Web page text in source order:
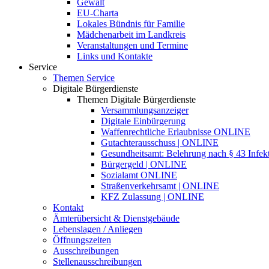
EU-Charta
Lokales Bündnis für Familie
Mädchenarbeit im Landkreis
Veranstaltungen und Termine
Links und Kontakte
Service
Themen Service
Digitale Bürgerdienste
Themen Digitale Bürgerdienste
Versammlungsanzeiger
Digitale Einbürgerung
Waffenrechtliche Erlaubnisse ONLINE
Gutachterausschuss | ONLINE
Gesundheitsamt: Belehrung nach § 43
Bürgergeld | ONLINE
Sozialamt ONLINE
Straßenverkehrsamt | ONLINE
KFZ Zulassung | ONLINE
Kontakt
Ämterübersicht & Dienstgebäude
Lebenslagen / Anliegen
Öffnungszeiten
Ausschreibungen
Stellenausschreibungen